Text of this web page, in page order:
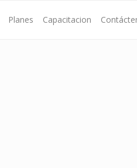
Planes Capacitacion